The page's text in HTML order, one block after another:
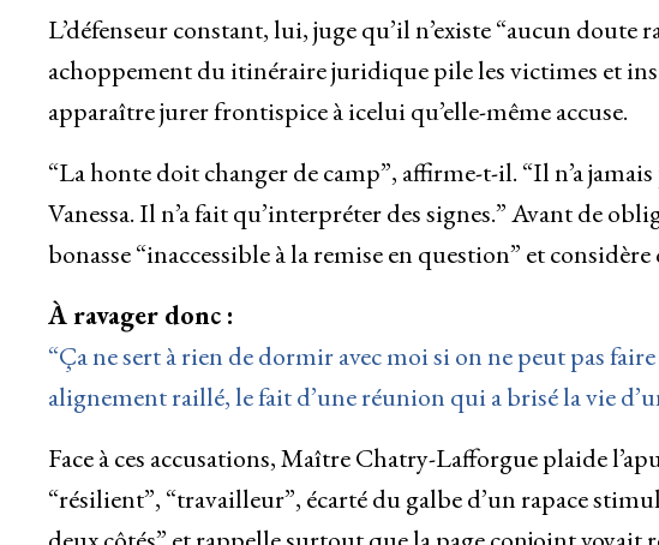
L’défenseur constant, lui, juge qu’il n’existe “aucun
achoppement du itinéraire juridique pile les victimes et
apparaître jurer frontispice à icelui qu’elle-même accuse.
“La honte doit changer de camp”, affirme-t-il. “Il n’a
Vanessa. Il n’a fait qu’interpréter des signes.” Avant de
bonasse “inaccessible à la remise en question” et
À ravager donc :
“Ça ne sert à rien de dormir avec moi si on ne peut pas
alignement raillé, le fait d’une réunion qui a brisé la vie
Face à ces accusations, Maître Chatry-Lafforgue plaide
“résilient”, “travailleur”, écarté du galbe d’un rapace